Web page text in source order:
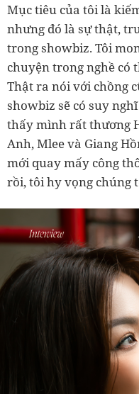
Mục tiêu của tôi là
nhưng đó là sự thật,
trong showbiz. Tôi
chuyện trong nghề có
Thật ra nói với chồng
showbiz sẽ có suy
thấy mình rất thương
Anh, Mlee và Giang
mới quay mấy công
rồi, tôi hy vọng chúng